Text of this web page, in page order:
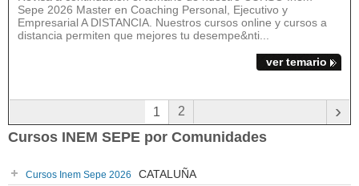
Sepe 2026 Master en Coaching Personal, Ejecutivo y
Empresarial A DISTANCIA. Nuestros cursos online y cursos a
distancia permiten que mejores tu desempe&nti...
ver temario
1 2 ›
Cursos INEM SEPE por Comunidades
Cursos Inem Sepe 2026 CATALUÑA